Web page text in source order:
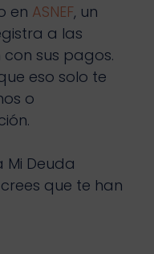
en ASNEF, un
a las
sus pagos.
eso solo te
o
Mi Deuda
crees que te han